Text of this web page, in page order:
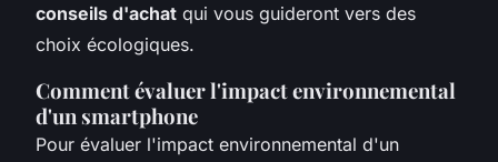
conseils d'achat qui vous guideront vers des
choix écologiques.
Comment évaluer l'impact environnemental
d'un smartphone
Pour évaluer l'impact environnemental d'un